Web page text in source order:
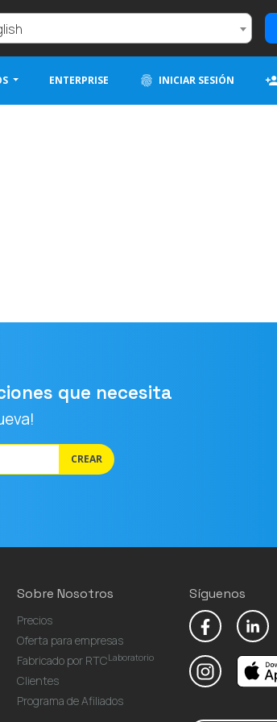
ENTERPRISE INICIAR SESIÓN
que necesita
CREAR
Sobre Nosotros
Precios
Oferta para empresas
Fabricado por RTCLaboratorio
Clientes
Programa de Afiliados
Síguenos